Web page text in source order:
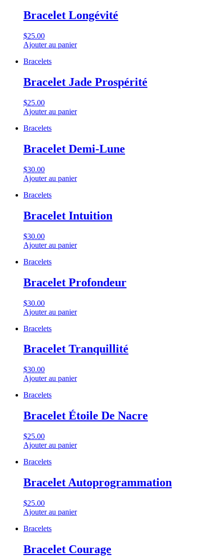
Bracelet Longévité
$25.00
Ajouter au panier
Bracelets
Bracelet Jade Prospérité
$25.00
Ajouter au panier
Bracelets
Bracelet Demi-Lune
$30.00
Ajouter au panier
Bracelets
Bracelet Intuition
$30.00
Ajouter au panier
Bracelets
Bracelet Profondeur
$30.00
Ajouter au panier
Bracelets
Bracelet Tranquillité
$30.00
Ajouter au panier
Bracelets
Bracelet Étoile De Nacre
$25.00
Ajouter au panier
Bracelets
Bracelet Autoprogrammation
$25.00
Ajouter au panier
Bracelets
Bracelet Courage